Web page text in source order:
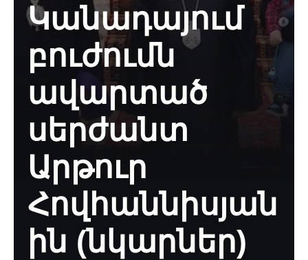
Կանադայում
բուժումն
ավարտած
սերժանտ
Արթուր
Հովհաննիսյան
ին (նկարներ)